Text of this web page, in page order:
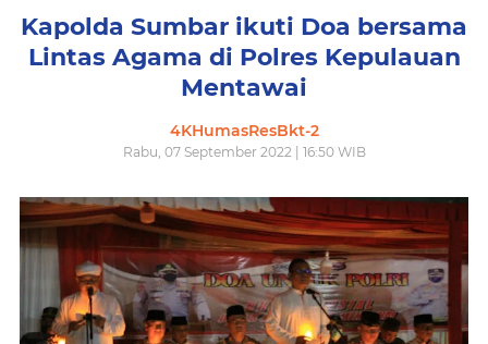
Kapolda Sumbar ikuti Doa bersama
Lintas Agama di Polres Kepulauan
Mentawai
4KHumasResBkt-2
Rabu, 07 September 2022 | 16:50 WIB